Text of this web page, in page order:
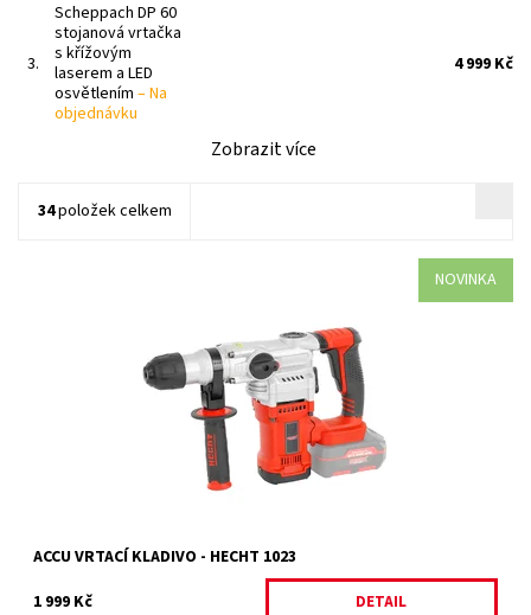
3.
Scheppach DP 60
stojanová vrtačka
s křížovým
laserem a LED
osvětlením –Na
objednávku
4 999 Kč
Zobrazit více
34položek celkem
NOVINKA
kvalitní akumulátorové vrtací kladivo
Na objednávku
34705
ACCU VRTACÍ KLADIVO - HECHT 1023
1 999 Kč
DETAIL